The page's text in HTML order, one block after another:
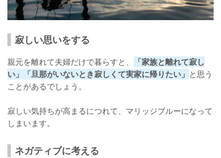
寂しい思いをする
親元を離れて夫婦だけで暮らすと、
「家族と離れて寂し
い」「旦那がいないとき寂しくて実家に帰りたい」 と思う
ことがあるでしょう。
寂しい気持ちが高まるにつれて、マリッジブルーになって
しまいます。
ネガティブに考える